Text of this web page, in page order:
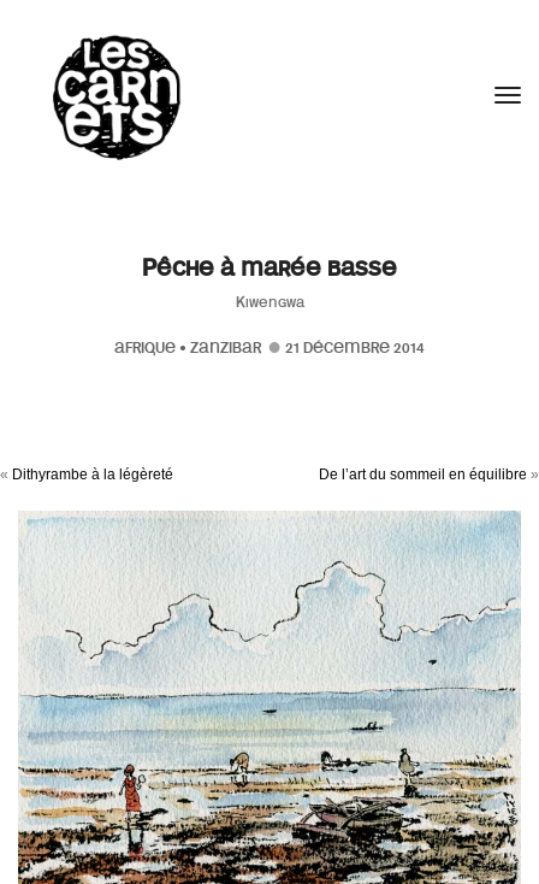
Pêche à marée basse
Kiwengwa
AFRIQUE • ZANZIBAR 21 DÉCEMBRE 2014
« Dithyrambe à la légèreté De l’art du sommeil en équilibre »